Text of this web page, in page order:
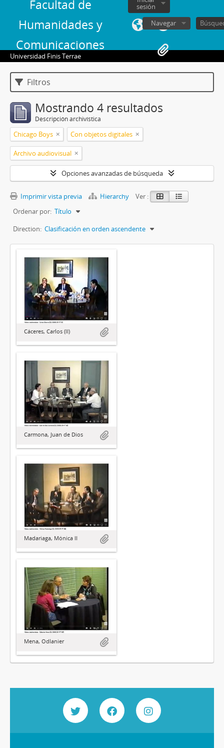
Facultad de
Humanidades y
Comunicaciones
sesión
Navegar
Universidad Finis Terrae
Filtros
Mostrando 4 resultados
Descripción archivística
Chicago Boys Con objetos digitales
Archivo audiovisual
Opciones avanzadas de búsqueda
Imprimir vista previa Hierarchy
Ver :
Ordenar por: Título
Direction: Clasificación en orden ascendente
Cáceres, Carlos (II)
Carmona, Juan de Dios
Madariaga, Mónica II
Mena, Odlanier